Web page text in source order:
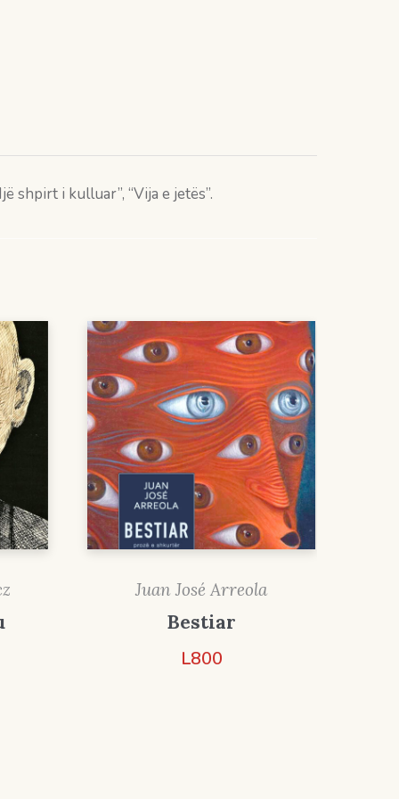
shpirt i kulluar”, “Vija e jetës”.
Juan José Arreola
Bestiar
L800